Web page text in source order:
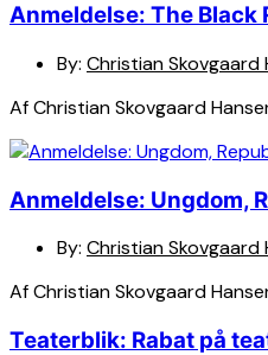
Anmeldelse: The Black
By: Christian Skovgaard
Af Christian Skovgaard
Anmeldelse: Ungdom,
By: Christian Skovgaard
Af Christian Skovgaard
Teaterblik: Rabat på